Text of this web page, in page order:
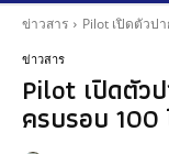
ข่าวสาร Pilot เปิดตัวป
ข่าวสาร
Pilot เปิดตัว
ครบรอบ 100